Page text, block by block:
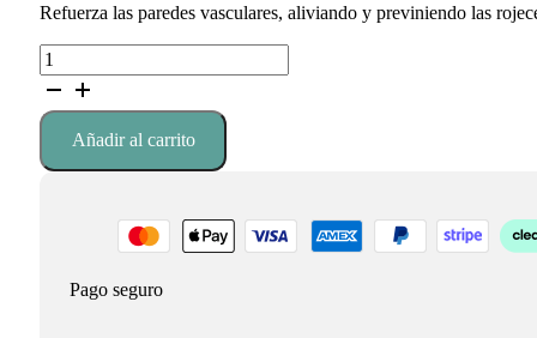
6,99 €. 5,94 €.
Refuerza las paredes vasculares, aliviando y previniendo las
Lovren
Hydra
V6
Crema
Piel
Añadir al carrito
Pago seguro